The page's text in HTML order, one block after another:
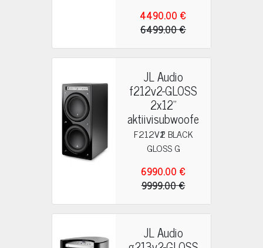
4490.00 €
6499.00 €
JL Audio
f212v2-GLOSS
2x12"
aktiivisubwoofe
r
F212V2 BLACK
GLOSS G
6990.00 €
9999.00 €
JL Audio